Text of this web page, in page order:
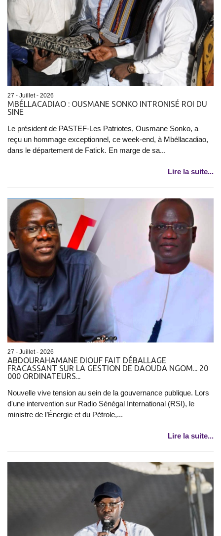
27 - Juillet - 2026
MBÉLLACADIAO : OUSMANE SONKO INTRONISÉ ROI DU
SINE
Le président de PASTEF-Les Patriotes, Ousmane Sonko, a
reçu un hommage exceptionnel, ce week-end, à Mbéllacadiao,
dans le département de Fatick. En marge de sa...
Lire la suite...
27 - Juillet - 2026
ABDOURAHAMANE DIOUF FAIT DÉBALLAGE
FRACASSANT SUR LA GESTION DE DAOUDA NGOM... 20
000 ORDINATEURS...
Nouvelle vive tension au sein de la gouvernance publique. Lors
d'une intervention sur Radio Sénégal International (RSI), le
ministre de l’Énergie et du Pétrole,...
Lire la suite...